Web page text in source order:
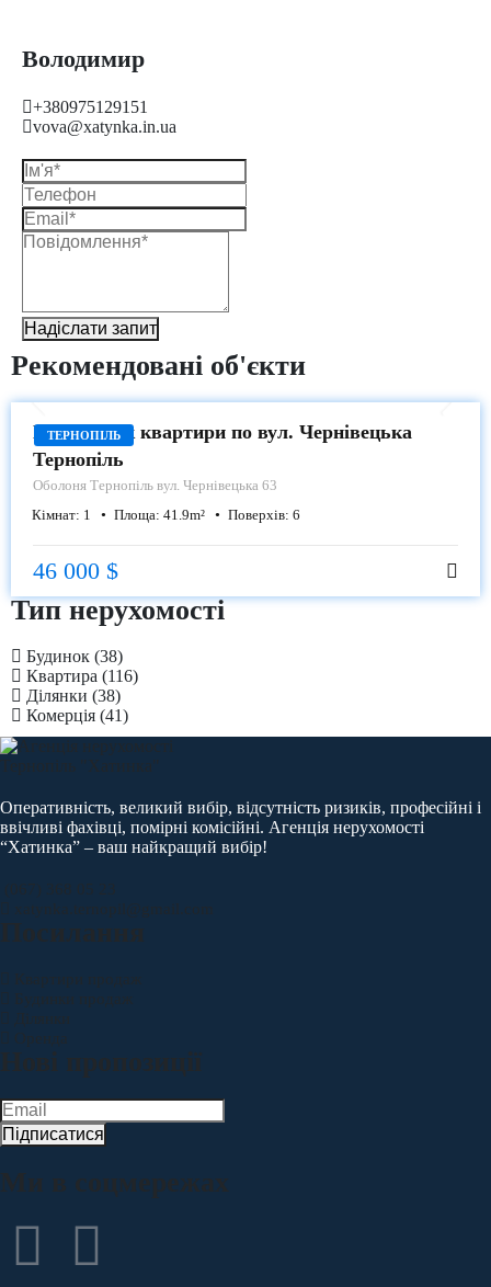
Володимир
+380975129151
vova@xatynka.in.ua
Надіслати запит
Рекомендовані об'єкти
ТЕРНОПІЛЬ
ПРОДАЖ
Продаж 1-к квартири по вул. Чернівецька
Тернопіль
Оболоня Тернопіль вул. Чернівецька 63
Кімнат: 1 Площа: 41.9m² Поверхів: 6
46 000 $
Тип нерухомості
Будинок (38)
Квартира (116)
Ділянки (38)
Комерція (41)
Оперативність, великий вибір, відсутність ризиків, професійні і
ввічливі фахівці, помірні комісійні. Агенція нерухомості
“Хатинка” – ваш найкращий вибір!
Підписатися